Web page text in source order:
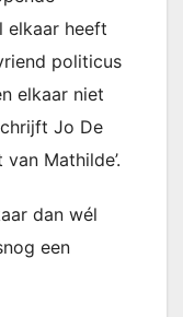
elkaar heeft
politicus
elkaar niet
Jo De
Mathilde’.
dan wél
een